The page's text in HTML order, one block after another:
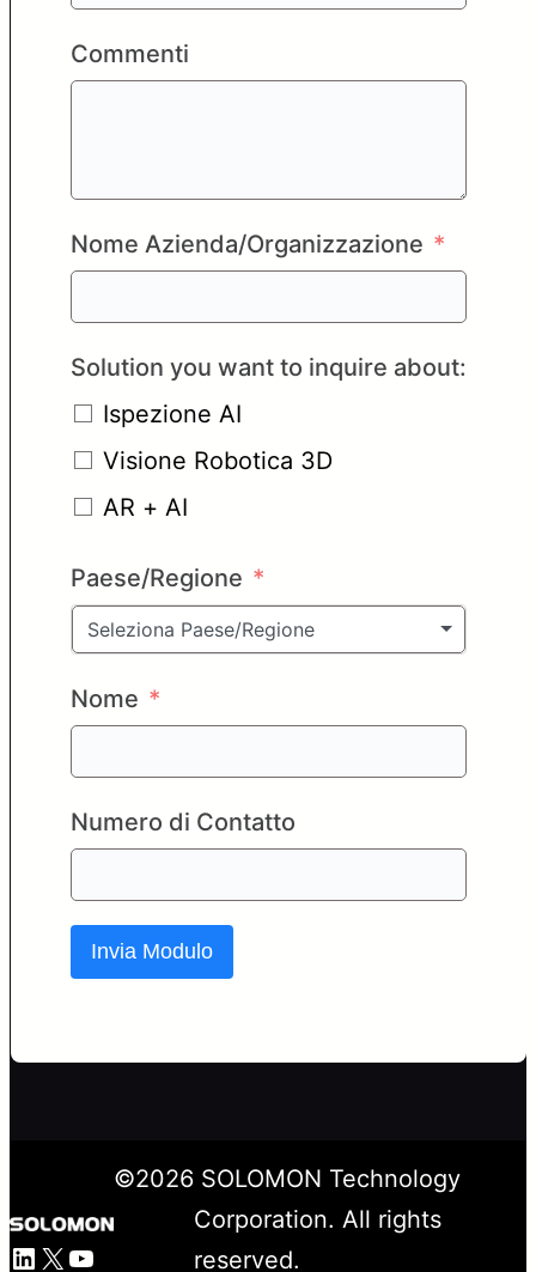
Commenti
Nome Azienda/Organizzazione
Solution you want to inquire about:
Ispezione AI
Visione Robotica 3D
AR + AI
Paese/Regione
Seleziona Paese/Regione
Nome
Numero di Contatto
Invia Modulo
LinkedIn
X YouTube
©2026SOLOMON Technology
Corporation. All rights
reserved.